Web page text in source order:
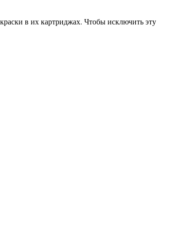
в их картриджах. Чтобы исключить эту